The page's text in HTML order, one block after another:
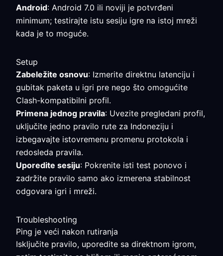
Android: Android 7.0 ili noviji je potvrđeni
minimum; testirajte istu sesiju igre na istoj mreži
kada je to moguće.
Setup
Zabeležite osnovu: Izmerite direktnu latenciju i
gubitak paketa u igri pre nego što omogućite
Clash-kompatibilni profil.
Primena jednog pravila: Uvezite pregledani profil,
uključite jedno pravilo rute za Indoneziju i
izbegavajte istovremenu promenu protokola i
redosleda pravila.
Uporedite sesiju: Pokrenite isti test ponovo i
zadržite pravilo samo ako izmerena stabilnost
odgovara igri i mreži.
Troubleshooting
Ping je veći nakon rutiranja
Isključite pravilo, uporedite sa direktnom igrom,